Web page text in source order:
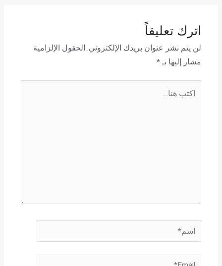
اترك تعليقاً
لن يتم نشر عنوان بريدك الإلكتروني. الحقول الإلزامية
مشار إليها بـ*
اسم*
Email*